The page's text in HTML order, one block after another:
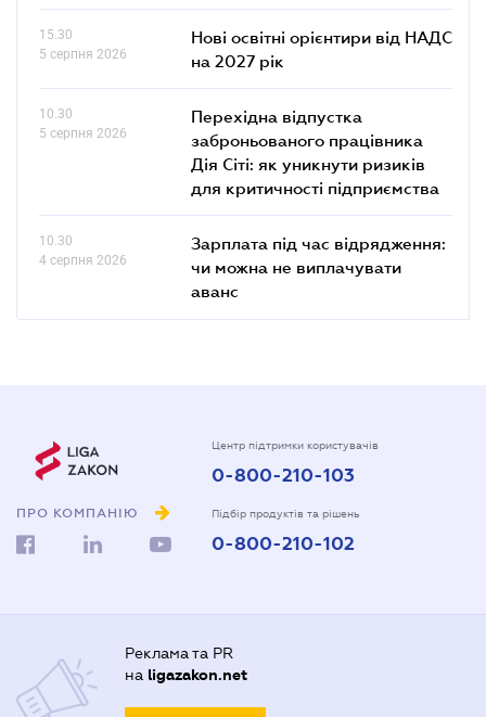
15.30
5 серпня 2026
Нові освітні орієнтири від НАДС
на 2027 рік
10.30
5 серпня 2026
Перехідна відпустка
заброньованого працівника
Дія Сіті: як уникнути ризиків
для критичності підприємства
10.30
4 серпня 2026
Зарплата під час відрядження:
чи можна не виплачувати
аванс
ПРО КОМПАНІЮ
Центр підтримки користувачів
0-800-210-103
Підбір продуктів та рішень
0-800-210-102
Реклама та PR
на ligazakon.net